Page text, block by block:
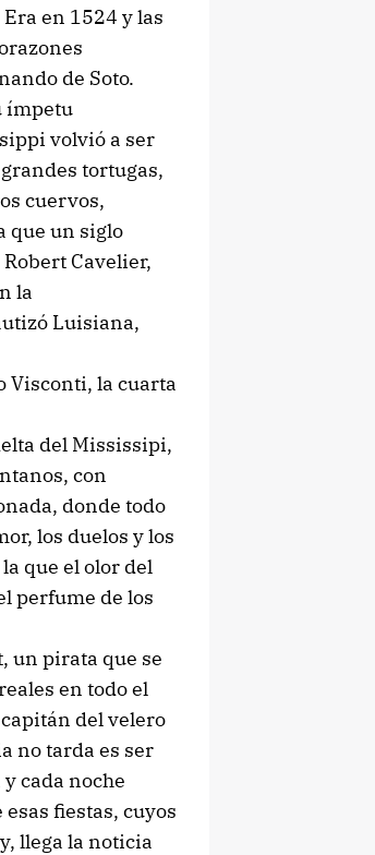
en 1524 y las
de Soto.
ímpetu
volvió a ser
tortugas,
cuervos,
que un siglo
Cavelier,
la
Luisiana,
Visconti, la cuarta
del Mississipi,
con
donde todo
los duelos y los
que el olor del
perfume de los
un pirata que se
en todo el
del velero
no tarda es ser
cada noche
fiestas, cuyos
llega la noticia